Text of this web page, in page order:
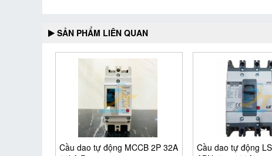
SẢN PHẨM LIÊN QUAN
Cầu dao tự động MCCB 2P 32A
Cầu dao tự động